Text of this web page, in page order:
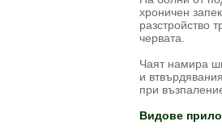
хроничен
разстройство
червата.
Чаят намира
и
при
Видове